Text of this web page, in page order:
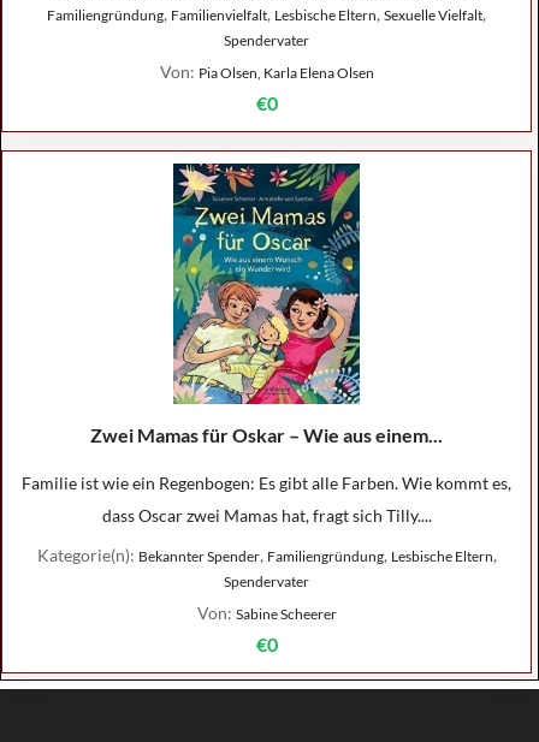
Familiengründung, Familienvielfalt, Lesbische Eltern, Sexuelle Vielfalt,
Spendervater
Von: Pia Olsen, Karla Elena Olsen
€0
Zwei Mamas für Oskar – Wie aus einem...
Familie ist wie ein Regenbogen: Es gibt alle Farben. Wie kommt es,
dass Oscar zwei Mamas hat, fragt sich Tilly....
Kategorie(n): Bekannter Spender, Familiengründung, Lesbische Eltern,
Spendervater
Von: Sabine Scheerer
€0